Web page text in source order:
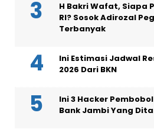
H Bakri Wafat, Siapa
RI? Sosok Adirozal
Terbanyak
Ini Estimasi Jadwal
2026 Dari BKN
Ini 3 Hacker
Bank Jambi Yang